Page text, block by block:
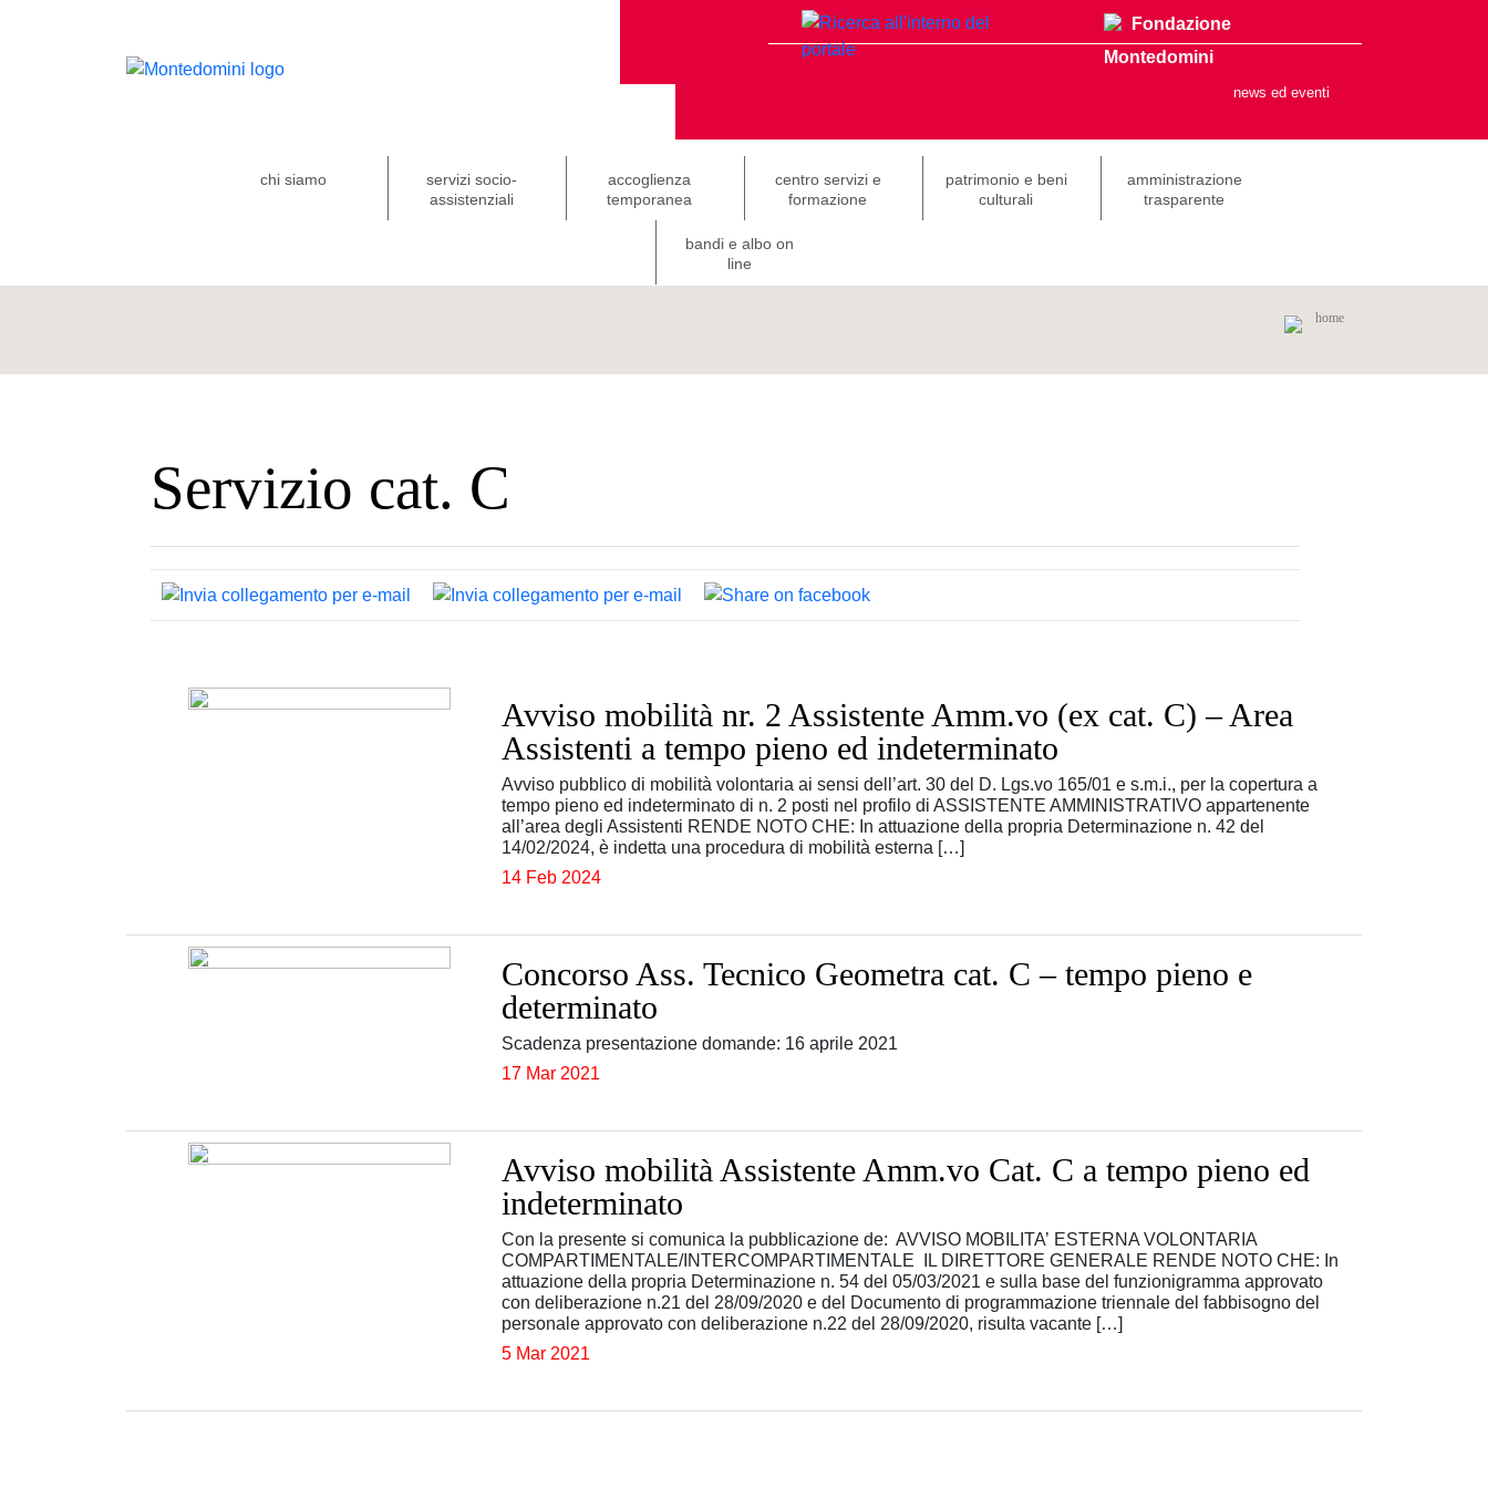
Fondazione
Montedomini
news ed eventi
chi siamo
servizi socio-
assistenziali
accoglienza
temporanea
centro servizi e
formazione
patrimonio e beni
culturali
amministrazione
trasparente
bandi e albo on
line
home
Servizio cat. C
Avviso mobilità nr. 2 Assistente Amm.vo (ex cat. C) – Area
Assistenti a tempo pieno ed indeterminato
Avviso pubblico di mobilità volontaria ai sensi dell’art. 30 del D. Lgs.vo 165/01 e s.m.i., per la copertura a
tempo pieno ed indeterminato di n. 2 posti nel profilo di ASSISTENTE AMMINISTRATIVO appartenente
all’area degli Assistenti RENDE NOTO CHE: In attuazione della propria Determinazione n. 42 del
14/02/2024, è indetta una procedura di mobilità esterna […]
14 Feb 2024
Concorso Ass. Tecnico Geometra cat. C – tempo pieno e
determinato
Scadenza presentazione domande: 16 aprile 2021
17 Mar 2021
Avviso mobilità Assistente Amm.vo Cat. C a tempo pieno ed
indeterminato
Con la presente si comunica la pubblicazione de: AVVISO MOBILITA’ ESTERNA VOLONTARIA
COMPARTIMENTALE/INTERCOMPARTIMENTALE IL DIRETTORE GENERALE RENDE NOTO CHE: In
attuazione della propria Determinazione n. 54 del 05/03/2021 e sulla base del funzionigramma approvato
con deliberazione n.21 del 28/09/2020 e del Documento di programmazione triennale del fabbisogno del
personale approvato con deliberazione n.22 del 28/09/2020, risulta vacante […]
5 Mar 2021